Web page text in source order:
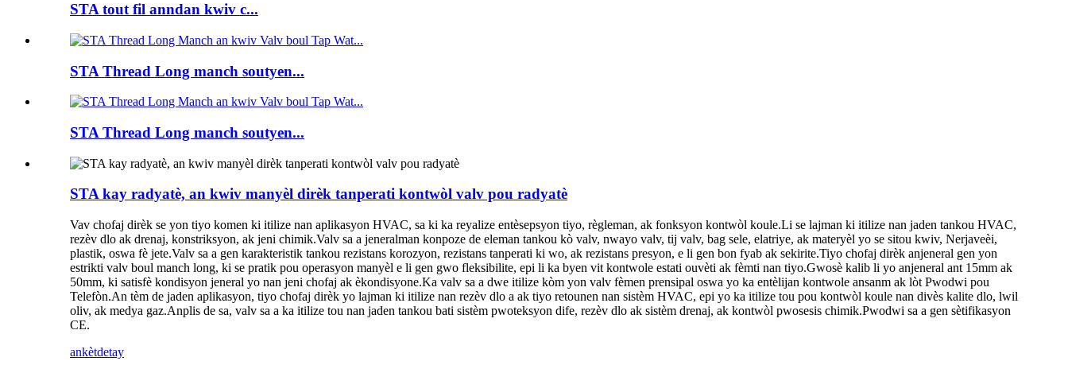
STA tout fil anndan kwiv c...
STA Thread Long manch soutyen...
STA Thread Long manch soutyen...
STA kay radyatè, an kwiv manyèl dirèk tanperati kontwòl valv pou radyatè
Vav chofaj dirèk se yon tiyo komen ki itilize nan aplikasyon HVAC, sa ki ka reyalize entèsepsyon tiyo, règleman, ak fonksyon kontwòl koule.Li se lajman ki itilize nan jaden tankou HVAC,
rezèv dlo ak drenaj, konstriksyon, ak jeni chimik.Valv sa a jeneralman konpoze de eleman tankou kò valv, nwayo valv, tij valv, bag sele, elatriye, ak materyèl yo se sitou kwiv, Nerjaveèi,
plastik, oswa fè jete.Valv sa a gen karakteristik tankou rezistans korozyon, rezistans tanperati ki wo, ak rezistans presyon, e li gen bon fyab ak sekirite.Tiyo chofaj dirèk anjeneral gen yon
estrikti valv boul manch long, ki se pratik pou operasyon manyèl e li gen gwo fleksibilite, epi li ka byen vit kontwole estati ouvèti ak fèmti nan tiyo.Gwosè kalib li yo anjeneral ant 15mm ak
50mm, ki satisfè kondisyon jeneral yo nan jeni chofaj ak èkondisyone.Ka valv sa a dwe itilize kòm yon valv fèmen prensipal oswa yo ka entèlijan kontwole ansanm ak lòt Pwodwi pou
Telefòn.An tèm de jaden aplikasyon, tiyo chofaj dirèk yo lajman ki itilize nan rezèv dlo a ak tiyo retounen nan sistèm HVAC, epi yo ka itilize tou pou kontwòl koule nan divès kalite dlo, lwil
oliv, ak medya gaz.Anplis de sa, valv sa a ka itilize tou nan jaden tankou bati sistèm pwoteksyon dife, rezèv dlo ak sistèm drenaj, ak kontwòl pwosesis chimik.Pwodwi sa a gen sètifikasyon
CE.
ankètdetay